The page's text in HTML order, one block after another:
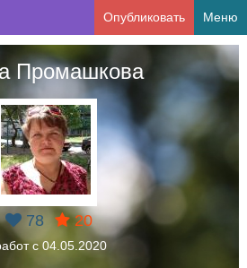
Опубликовать Меню
Промашкова
78 20
с 04.05.2020